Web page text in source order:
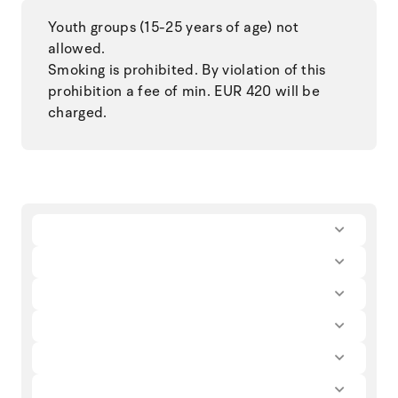
Youth groups (15-25 years of age) not
allowed.
Smoking is prohibited. By violation of this
prohibition a fee of min. EUR 420 will be
charged.